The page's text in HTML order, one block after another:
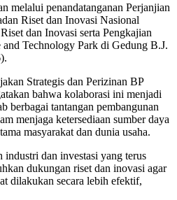
melalui penandatanganan Perjanjian
Riset dan Inovasi Nasional
dan Inovasi serta Pengkajian
and Technology Park di Gedung B.J.
Strategis dan Perizinan BP
bahwa kolaborasi ini menjadi
berbagai tantangan pembangunan
menjaga ketersediaan sumber daya
masyarakat dan dunia usaha.
industri dan investasi yang terus
dukungan riset dan inovasi agar
dilakukan secara lebih efektif,